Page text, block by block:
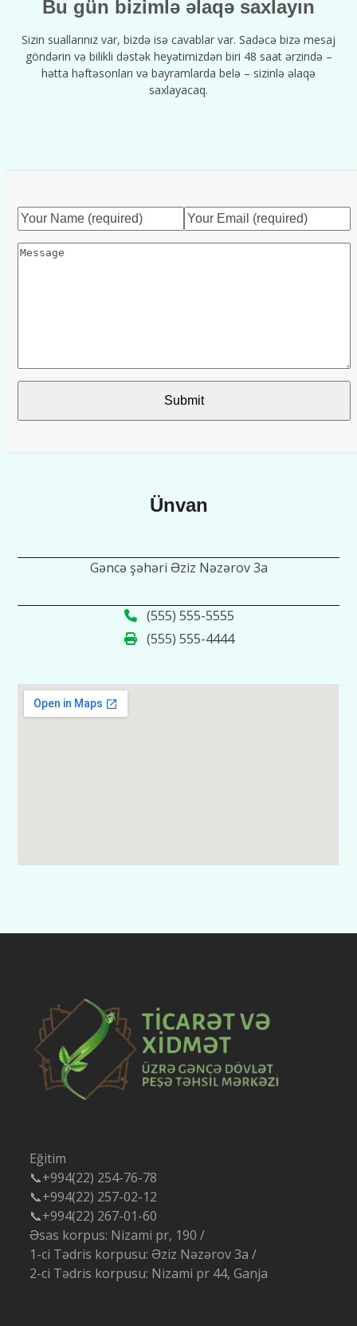
Bu gün bizimlə əlaqə saxlayın
Sizin suallarınız var, bizdə isə cavablar var. Sadəcə bizə mesaj
göndərin və bilikli dəstək heyətimizdən biri 48 saat ərzində –
hətta həftəsonları və bayramlarda belə – sizinlə əlaqə
saxlayacaq.
Your
Name
(required)
Your
Email
Message
Submit
Ünvan
Gəncə şəhəri Əziz Nəzərov 3a
(555) 555-5555
(555) 555-4444
Eğitim
📞+994(22) 254-76-78
📞+994(22) 257-02-12
📞+994(22) 267-01-60
Əsas korpus: Nizami pr, 190 /
1-ci Tədris korpusu: Əziz Nəzərov 3a /
2-ci Tədris korpusu: Nizami pr 44, Ganja